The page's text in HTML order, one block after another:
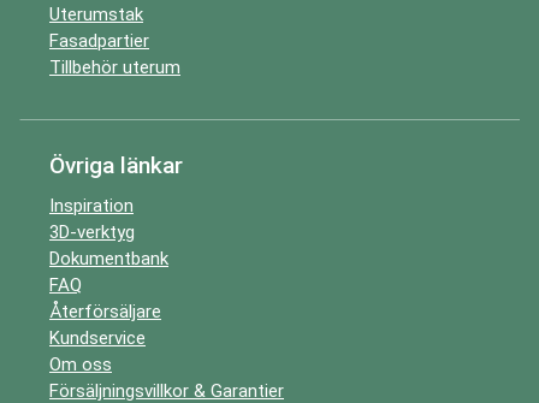
Uterumstak
Fasadpartier
Tillbehör uterum
Övriga länkar
Inspiration
3D-verktyg
Dokumentbank
FAQ
Återförsäljare
Kundservice
Om oss
Försäljningsvillkor & Garantier